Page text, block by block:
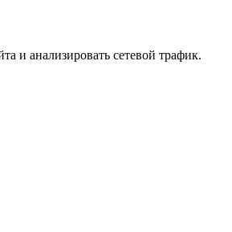
и анализировать сетевой трафик.